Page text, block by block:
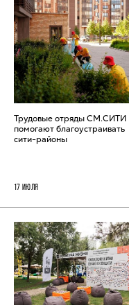
Трудовые отряды СМ.СИТИ
помогают благоустраивать
сити-районы
17 ИЮЛЯ